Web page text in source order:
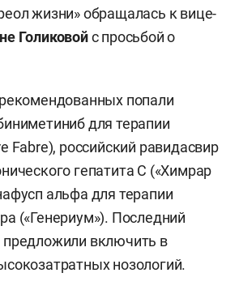
жизни» обращалась к вице-
Голиковойс просьбой о
попали
для терапии
Fabre), российский равидасвир
гепатита С («Химрар
альфа для терапии
(«Генериум»). Последний
предложили включить в
нозологий.